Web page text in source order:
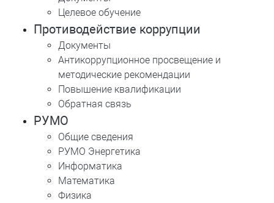
Целевое обучение
Противодействие коррупции
Документы
Антикоррупционное просвещение и
методические рекомендации
Повышение квалификации
Обратная связь
РУМО
Общие сведения
РУМО Энергетика
Информатика
Математика
Физика